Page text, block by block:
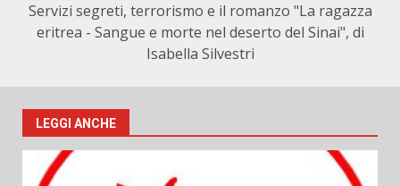
Servizi segreti, terrorismo e il romanzo "La ragazza
eritrea - Sangue e morte nel deserto del Sinai", di
Isabella Silvestri
LEGGI ANCHE